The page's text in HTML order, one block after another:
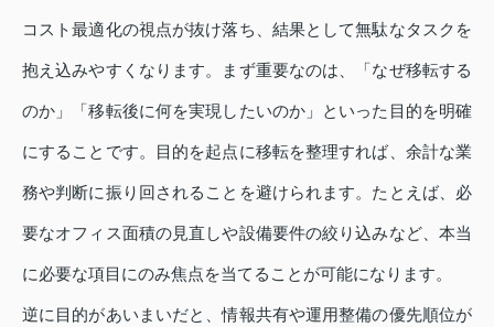
コスト最適化の視点が抜け落ち、結果として無駄なタスクを
抱え込みやすくなります。まず重要なのは、「なぜ移転する
のか」「移転後に何を実現したいのか」といった目的を明確
にすることです。目的を起点に移転を整理すれば、余計な業
務や判断に振り回されることを避けられます。たとえば、必
要なオフィス面積の見直しや設備要件の絞り込みなど、本当
に必要な項目にのみ焦点を当てることが可能になります。
逆に目的があいまいだと、情報共有や運用整備の優先順位が